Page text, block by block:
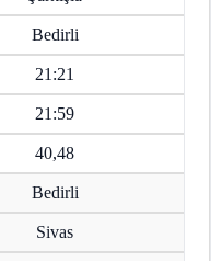
Bedirli
21:21
21:59
40,48
Bedirli
Sivas